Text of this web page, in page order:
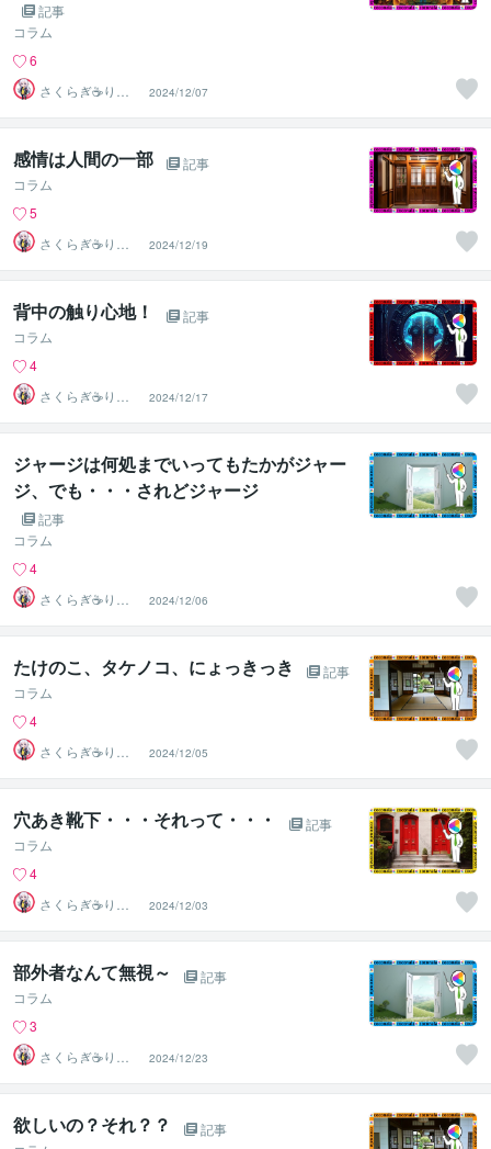
記事
コラム
6
さくらぎ☕りょ
う⛎癒やし電話
相談サロン
2024/12/07
感情は人間の一部
記事
コラム
5
さくらぎ☕りょ
う⛎癒やし電話
相談サロン
2024/12/19
背中の触り心地！
記事
コラム
4
さくらぎ☕りょ
う⛎癒やし電話
相談サロン
2024/12/17
ジャージは何処までいってもたかがジャー
ジ、でも・・・されどジャージ
記事
コラム
4
さくらぎ☕りょ
う⛎癒やし電話
相談サロン
2024/12/06
たけのこ、タケノコ、にょっきっき
記事
コラム
4
さくらぎ☕りょ
う⛎癒やし電話
相談サロン
2024/12/05
穴あき靴下・・・それって・・・
記事
コラム
4
さくらぎ☕りょ
う⛎癒やし電話
相談サロン
2024/12/03
部外者なんて無視～
記事
コラム
3
さくらぎ☕りょ
う⛎癒やし電話
相談サロン
2024/12/23
欲しいの？それ？？
記事